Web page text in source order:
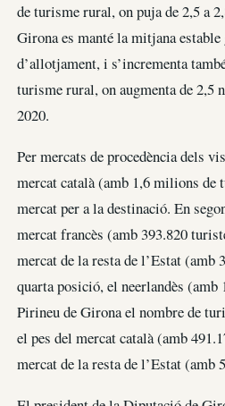
de turisme rural, on puja de 2,5 a
Girona es manté la mitjana
d’allotjament, i s’incrementa
turisme rural, on augmenta de 2,5
2020.
Per mercats de procedència dels
mercat català (amb 1,6 milions
mercat per a la destinació. En
mercat francès (amb 393.820
mercat de la resta de l’Estat (amb
quarta posició, el neerlandès
Pirineu de Girona el nombre de
el pes del mercat català (amb
mercat de la resta de l’Estat (amb